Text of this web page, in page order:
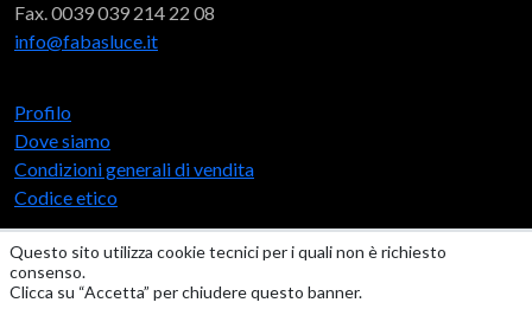
Questo sito utilizza cookie tecnici per i quali non è richiesto
consenso.
Clicca su “Accetta” per chiudere questo banner.
Fax. 0039 039 214 22 08
info@fabasluce.it
Profilo
Dove siamo
Condizioni generali di vendita
Codice etico
Social